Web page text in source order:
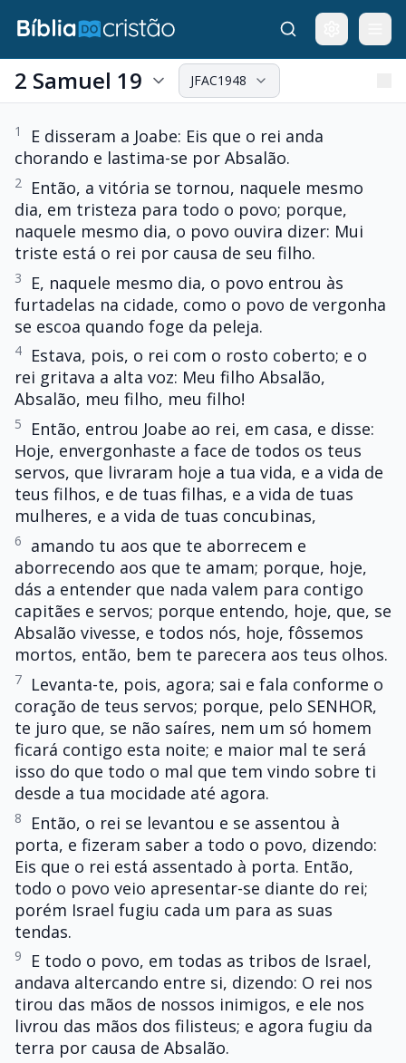
2 Samuel 19 JFAC1948
1
E disseram a Joabe: Eis que o rei anda
chorando e lastima-se por Absalão.
2
Então, a vitória se tornou, naquele mesmo
dia, em tristeza para todo o povo; porque,
naquele mesmo dia, o povo ouvira dizer: Mui
triste está o rei por causa de seu filho.
3
E, naquele mesmo dia, o povo entrou às
furtadelas na cidade, como o povo de vergonha
se escoa quando foge da peleja.
4
Estava, pois, o rei com o rosto coberto; e o
rei gritava a alta voz: Meu filho Absalão,
Absalão, meu filho, meu filho!
5
Então, entrou Joabe ao rei, em casa, e disse:
Hoje, envergonhaste a face de todos os teus
servos, que livraram hoje a tua vida, e a vida de
teus filhos, e de tuas filhas, e a vida de tuas
mulheres, e a vida de tuas concubinas,
6
amando tu aos que te aborrecem e
aborrecendo aos que te amam; porque, hoje,
dás a entender que nada valem para contigo
capitães e servos; porque entendo, hoje, que, se
Absalão vivesse, e todos nós, hoje, fôssemos
mortos, então, bem te parecera aos teus olhos.
7
Levanta-te, pois, agora; sai e fala conforme o
coração de teus servos; porque, pelo SENHOR,
te juro que, se não saíres, nem um só homem
ficará contigo esta noite; e maior mal te será
isso do que todo o mal que tem vindo sobre ti
desde a tua mocidade até agora.
8
Então, o rei se levantou e se assentou à
porta, e fizeram saber a todo o povo, dizendo:
Eis que o rei está assentado à porta. Então,
todo o povo veio apresentar-se diante do rei;
porém Israel fugiu cada um para as suas
tendas.
9
E todo o povo, em todas as tribos de Israel,
andava altercando entre si, dizendo: O rei nos
tirou das mãos de nossos inimigos, e ele nos
livrou das mãos dos filisteus; e agora fugiu da
terra por causa de Absalão.